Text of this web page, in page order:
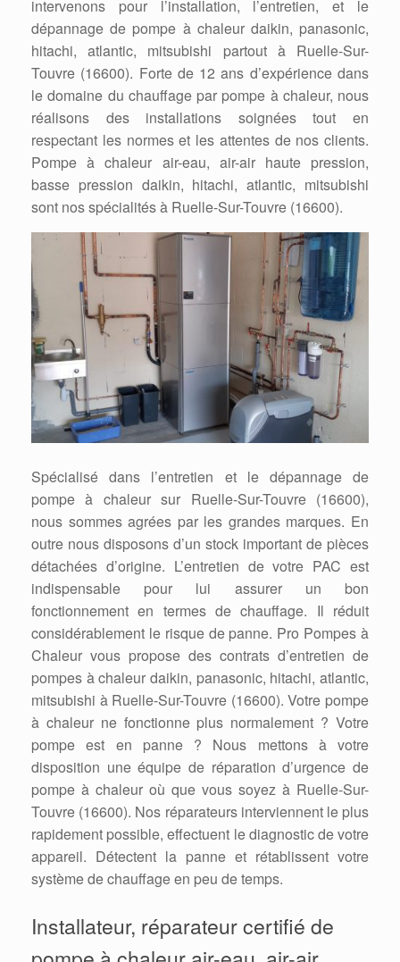
intervenons pour l’installation, l’entretien, et le
dépannage de pompe à chaleur daikin, panasonic,
hitachi, atlantic, mitsubishi partout à Ruelle-Sur-
Touvre (16600). Forte de 12 ans d’expérience dans
le domaine du chauffage par pompe à chaleur, nous
réalisons des installations soignées tout en
respectant les normes et les attentes de nos clients.
Pompe à chaleur air-eau, air-air haute pression,
basse pression daikin, hitachi, atlantic, mitsubishi
sont nos spécialités à Ruelle-Sur-Touvre (16600).
Spécialisé dans l’entretien et le dépannage de
pompe à chaleur sur Ruelle-Sur-Touvre (16600),
nous sommes agrées par les grandes marques. En
outre nous disposons d’un stock important de pièces
détachées d’origine. L’entretien de votre PAC est
indispensable pour lui assurer un bon
fonctionnement en termes de chauffage. Il réduit
considérablement le risque de panne. Pro Pompes à
Chaleur vous propose des contrats d’entretien de
pompes à chaleur daikin, panasonic, hitachi, atlantic,
mitsubishi à Ruelle-Sur-Touvre (16600). Votre pompe
à chaleur ne fonctionne plus normalement ? Votre
pompe est en panne ? Nous mettons à votre
disposition une équipe de réparation d’urgence de
pompe à chaleur où que vous soyez à Ruelle-Sur-
Touvre (16600). Nos réparateurs interviennent le plus
rapidement possible, effectuent le diagnostic de votre
appareil. Détectent la panne et rétablissent votre
système de chauffage en peu de temps.
Installateur, réparateur certifié de